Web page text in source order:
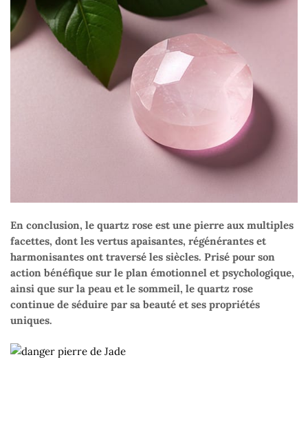
En conclusion, le quartz rose est une pierre aux multiples
facettes, dont les vertus apaisantes, régénérantes et
harmonisantes ont traversé les siècles. Prisé pour son
action bénéfique sur le plan émotionnel et psychologique,
ainsi que sur la peau et le sommeil, le quartz rose
continue de séduire par sa beauté et ses propriétés
uniques.